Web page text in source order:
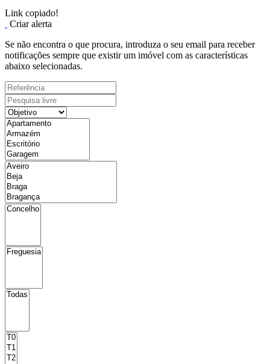
Link copiado!
Criar alerta
Se não encontra o que procura, introduza o seu email para receber
notificações sempre que existir um imóvel com as características
abaixo selecionadas.